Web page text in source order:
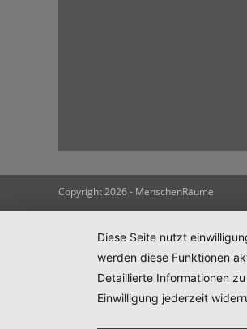
Copyright 2026 - MenschenRäume
Diese Seite nutzt
werden diese Funktionen
Detaillierte Informationen
Einwilligung jederzeit